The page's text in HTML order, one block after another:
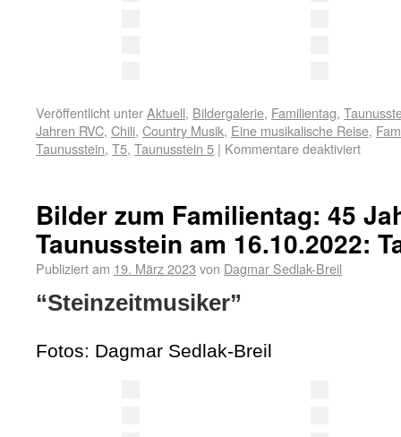
Veröffentlicht unterAktuell, Bildergalerie, Familientag,
Jahren RVC, Chili, Country Musik, Eine musikalische Reise,
Taunusstein, T5, Taunusstein 5 | Kommentare deaktiviert
Bilder zum Familientag: 45
Taunusstein am 16.10.2022:
Publiziert am 19. März 2023 von Dagmar Sedlak-Breil
“Steinzeitmusiker”
Fotos: Dagmar Sedlak-Breil